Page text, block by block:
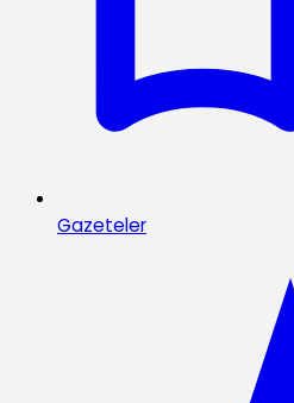
Gazeteler